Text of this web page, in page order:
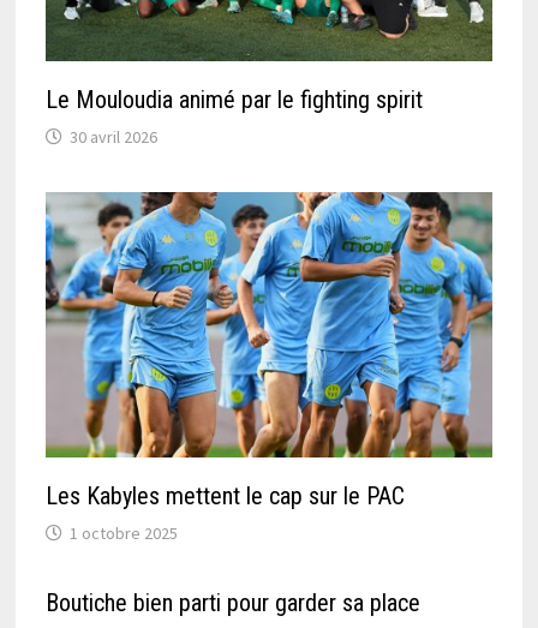
Le Mouloudia animé par le fighting spirit
30 avril 2026
Les Kabyles mettent le cap sur le PAC
1 octobre 2025
Boutiche bien parti pour garder sa place